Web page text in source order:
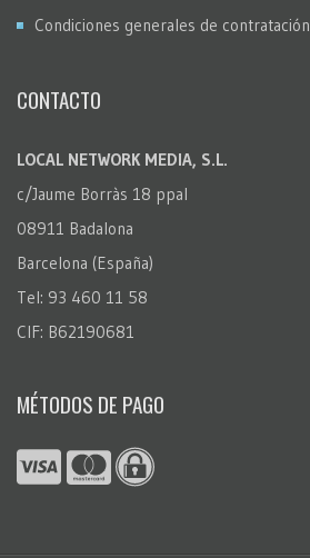
Condiciones generales de contratación
CONTACTO
LOCAL NETWORK MEDIA, S.L.
c/Jaume Borràs 18 ppal
08911 Badalona
Barcelona (España)
Tel: 93 460 11 58
CIF: B62190681
MÉTODOS DE PAGO